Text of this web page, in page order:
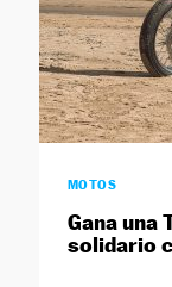
MOTOS
Gana una
solidario